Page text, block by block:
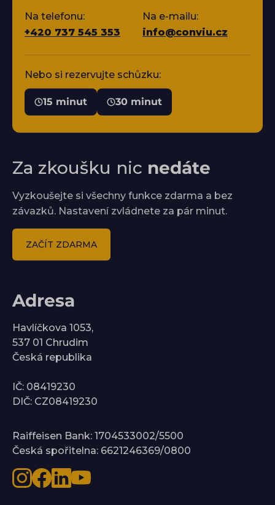
Na telefonu:
+420 737 545 353
Na e-mailu:
info@conviu.cz
Nebo si rezervujte schůzku:
15 minut 30 minut
Za zkoušku nic nedáte
Vyzkoušejte si všechny funkce zdarma a bez
závazků. Nastavení zvládnete za pár minut.
ZAČÍT ZDARMA
Adresa
Havlíčkova 1053,
537 01 Chrudim
Česká republika
IČ: 08419230
DIČ: CZ08419230
Raiffeisen Bank: 1704533002/5500
Česká spořitelna: 6621246369/0800